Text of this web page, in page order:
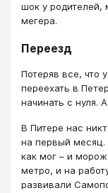
шок у
мегера.
Переезд
Потеряв все, что
переехать в
начинать с нуля.
В Питере нас
на первый
как мог – и
метро, и на
развивали